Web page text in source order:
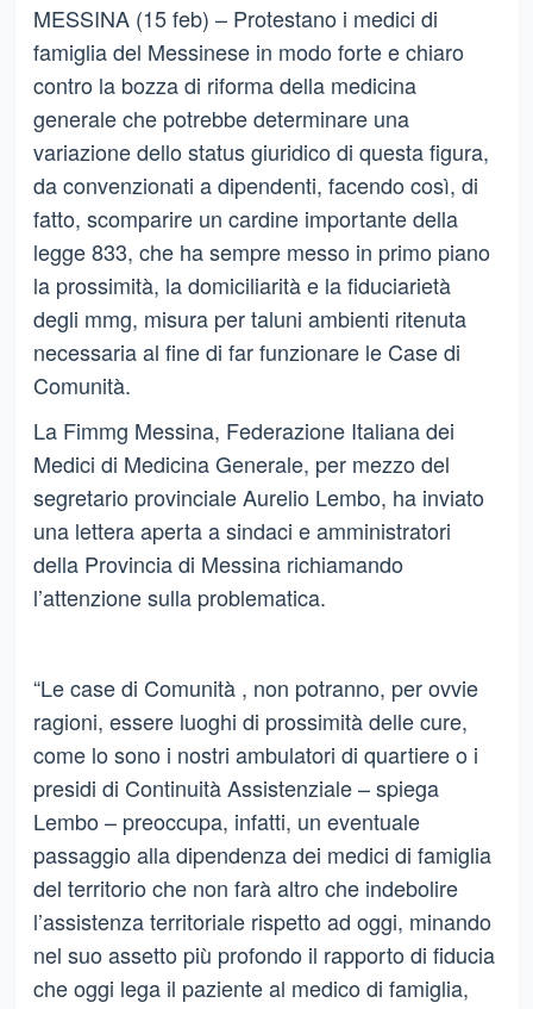
MESSINA (15 feb) – Protestano i medici di
famiglia del Messinese in modo forte e chiaro
contro la bozza di riforma della medicina
generale che potrebbe determinare una
variazione dello status giuridico di questa figura,
da convenzionati a dipendenti, facendo così, di
fatto, scomparire un cardine importante della
legge 833, che ha sempre messo in primo piano
la prossimità, la domiciliarità e la fiduciarietà
degli mmg, misura per taluni ambienti ritenuta
necessaria al fine di far funzionare le Case di
Comunità.
La Fimmg Messina, Federazione Italiana dei
Medici di Medicina Generale, per mezzo del
segretario provinciale Aurelio Lembo, ha inviato
una lettera aperta a sindaci e amministratori
della Provincia di Messina richiamando
l’attenzione sulla problematica.
“Le case di Comunità , non potranno, per ovvie
ragioni, essere luoghi di prossimità delle cure,
come lo sono i nostri ambulatori di quartiere o i
presidi di Continuità Assistenziale – spiega
Lembo – preoccupa, infatti, un eventuale
passaggio alla dipendenza dei medici di famiglia
del territorio che non farà altro che indebolire
l’assistenza territoriale rispetto ad oggi, minando
nel suo assetto più profondo il rapporto di fiducia
che oggi lega il paziente al medico di famiglia,